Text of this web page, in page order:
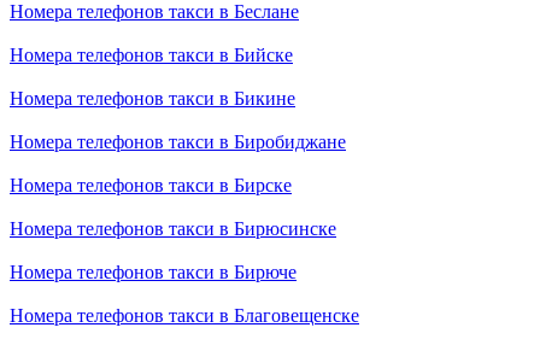
Номера телефонов такси в Беслане
Номера телефонов такси в Бийске
Номера телефонов такси в Бикине
Номера телефонов такси в Биробиджане
Номера телефонов такси в Бирске
Номера телефонов такси в Бирюсинске
Номера телефонов такси в Бирюче
Номера телефонов такси в Благовещенске